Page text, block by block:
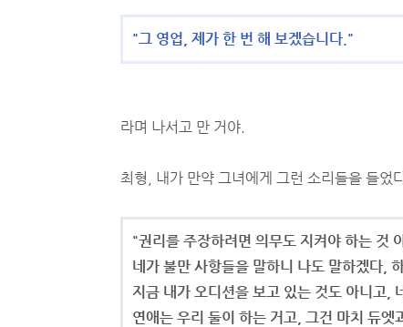
"그 영업, 제가 한 번 해 보겠습니다."
라며 나서고 만 거야.
최형, 내가 만약 그녀에게 그런 소리들을 들었
"권리를 주장하려면 의무도 지켜야 하는 것
네가 불만 사항들을 말하니 나도 말하겠다,
지금 내가 오디션을 보고 있는 것도 아니고,
연애는 우리 둘이 하는 거고, 그건 마치 듀엣